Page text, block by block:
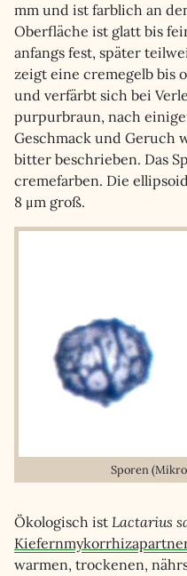
mm und ist farblich an
Oberfläche ist glatt bis
anfangs fest, später
zeigt eine cremegelb bis
und verfärbt sich bei
purpurbraun, nach
Geschmack und Geruch
bitter beschrieben. Das
cremefarben. Die
8 μm groß.
Sporen
Ökologisch ist Lactarius
warmen, trockenen,